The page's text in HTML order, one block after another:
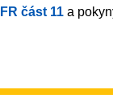
část 11 a